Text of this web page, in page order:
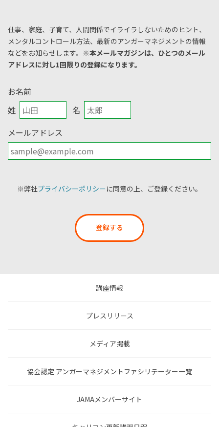
仕事、家庭、子育て、人間関係でイライラしないためのヒント、
メンタルコントロール方法、 最新のアンガーマネジメントの情報
などをお知らせします。 ※本メールマガジンは、ひとつのメール
アドレスに対し1回限りの登録になります。
お名前
姓
名
メールアドレス
※弊社プライバシーポリシーに同意の上、ご登録ください。
登録する
講座情報
プレスリリース
メディア掲載
協会認定 アンガーマネジメントファシリテーター一覧
JAMAメンバーサイト